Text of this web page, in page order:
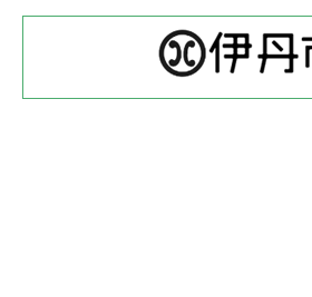
2022.05.05
体育協会長杯 バドミントン競技の部
2022.05.22